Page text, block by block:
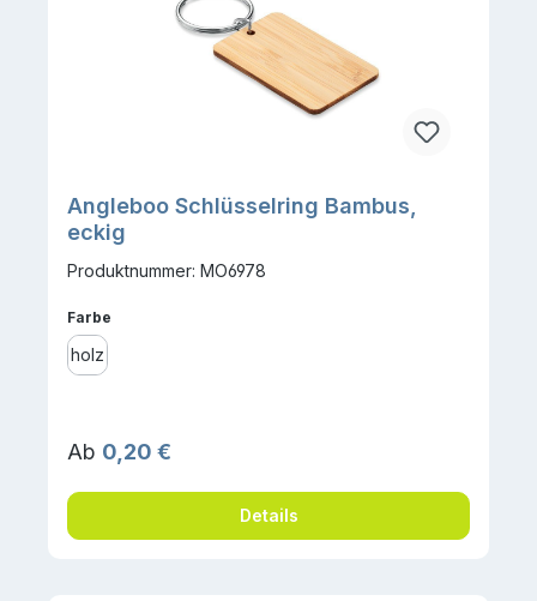
Angleboo Schlüsselring Bambus,
eckig
Produktnummer: MO6978
Farbe
holz
Regulärer Preis:
Ab 0,20 €
Details